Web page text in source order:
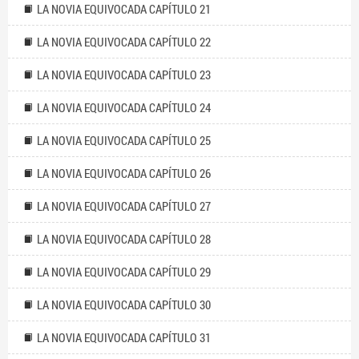
LA NOVIA EQUIVOCADA CAPÍTULO 21
LA NOVIA EQUIVOCADA CAPÍTULO 22
LA NOVIA EQUIVOCADA CAPÍTULO 23
LA NOVIA EQUIVOCADA CAPÍTULO 24
LA NOVIA EQUIVOCADA CAPÍTULO 25
LA NOVIA EQUIVOCADA CAPÍTULO 26
LA NOVIA EQUIVOCADA CAPÍTULO 27
LA NOVIA EQUIVOCADA CAPÍTULO 28
LA NOVIA EQUIVOCADA CAPÍTULO 29
LA NOVIA EQUIVOCADA CAPÍTULO 30
LA NOVIA EQUIVOCADA CAPÍTULO 31